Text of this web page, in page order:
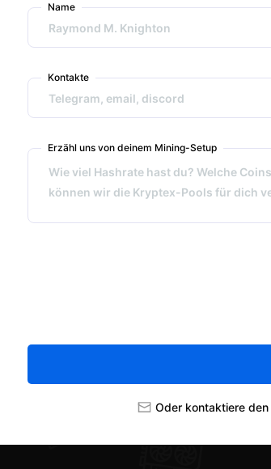
Name
Kontakte
Erzähl uns von deinem Mining-Setup
Oder kontaktiere